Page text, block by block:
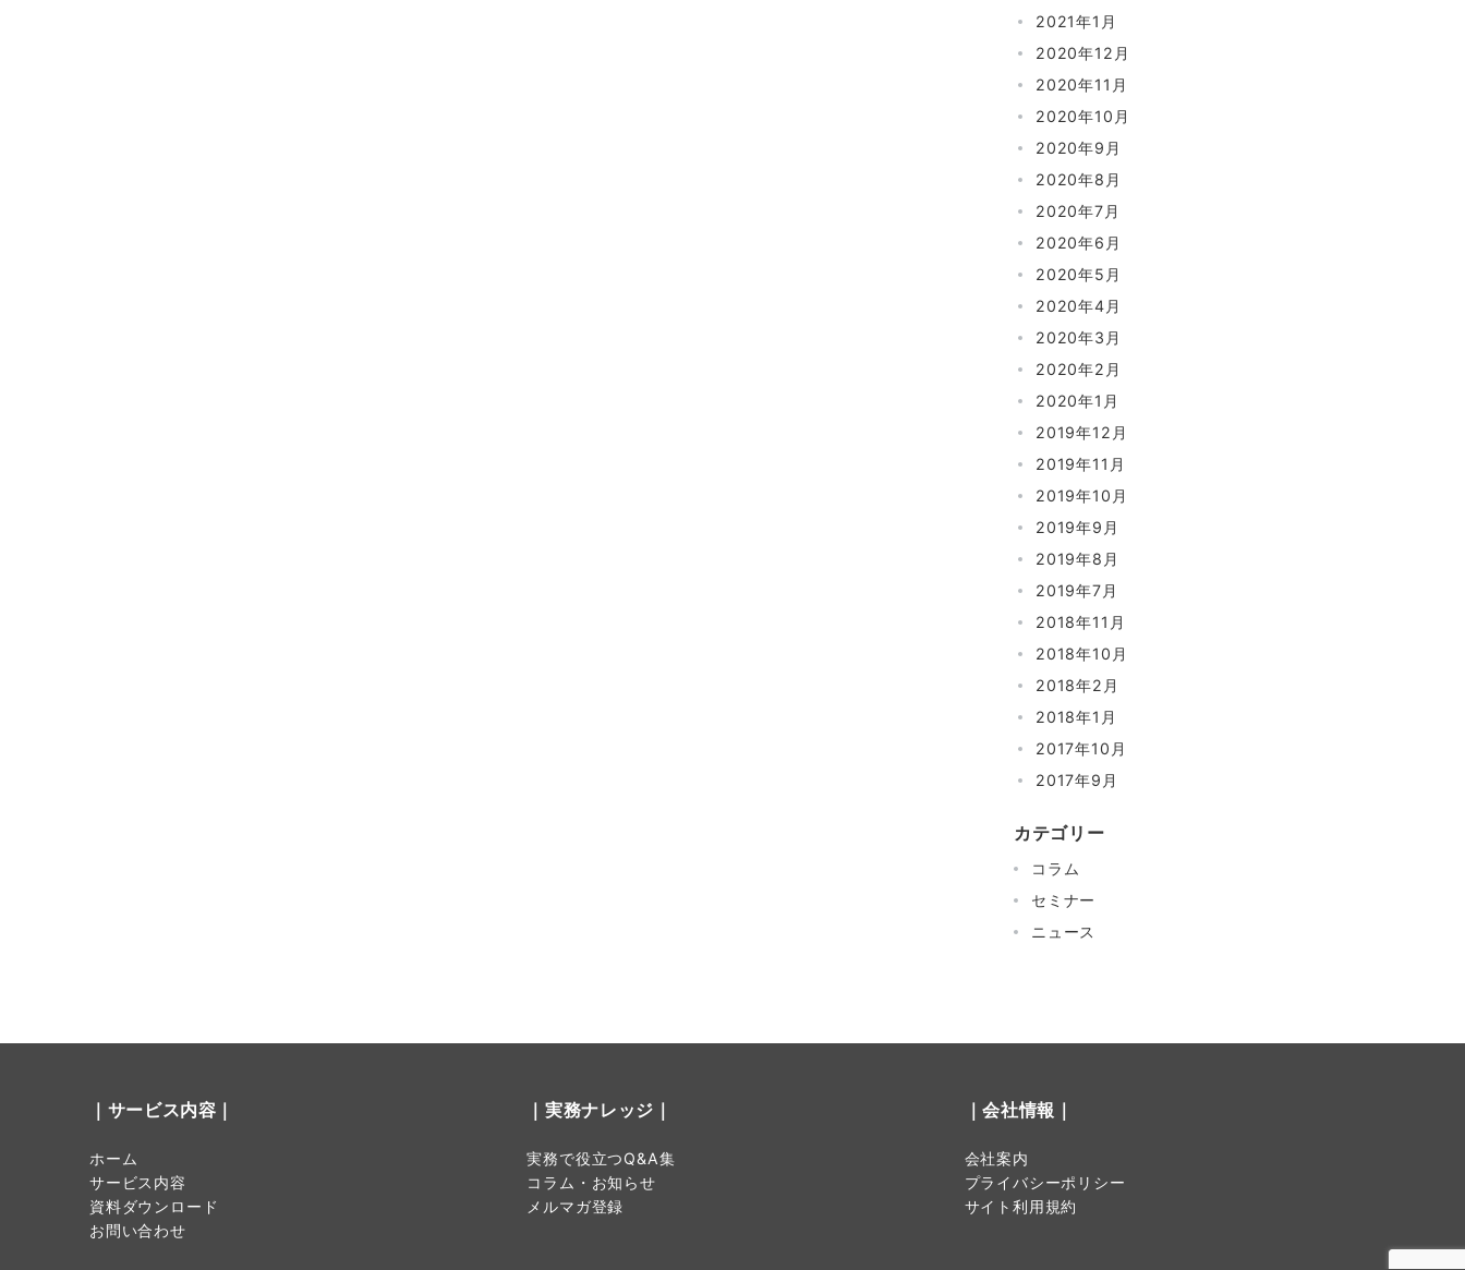
2021年1月
2020年12月
2020年11月
2020年10月
2020年9月
2020年8月
2020年7月
2020年6月
2020年5月
2020年4月
2020年3月
2020年2月
2020年1月
2019年12月
2019年11月
2019年10月
2019年9月
2019年8月
2019年7月
2018年11月
2018年10月
2018年2月
2018年1月
2017年10月
2017年9月
カテゴリー
コラム
セミナー
ニュース
｜サービス内容｜
ホーム
サービス内容
資料ダウンロード
お問い合わせ
｜実務ナレッジ｜
実務で役立つQ&A集
コラム・お知らせ
メルマガ登録
｜会社情報｜
会社案内
プライバシーポリシー
サイト利用規約